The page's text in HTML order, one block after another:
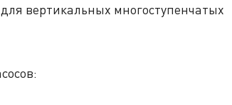
вертикальных многоступенчатых